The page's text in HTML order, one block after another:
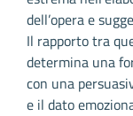
dell’opera e
Il rapporto tra
determina una
con una
e il dato